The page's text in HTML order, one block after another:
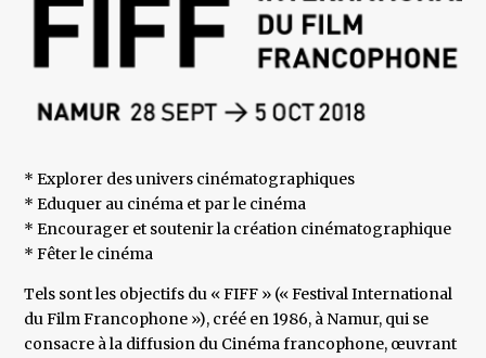
* Explorer des univers cinématographiques
* Eduquer au cinéma et par le cinéma
* Encourager et soutenir la création cinématographique
* Fêter le cinéma
Tels sont les objectifs du « FIFF » (« Festival International
du Film Francophone »), créé en 1986, à Namur, qui se
consacre à la diffusion du Cinéma francophone, œuvrant